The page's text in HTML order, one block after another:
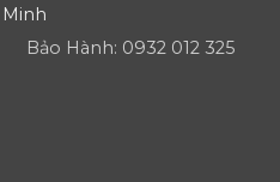
Bảo Hành: 0932 012 325